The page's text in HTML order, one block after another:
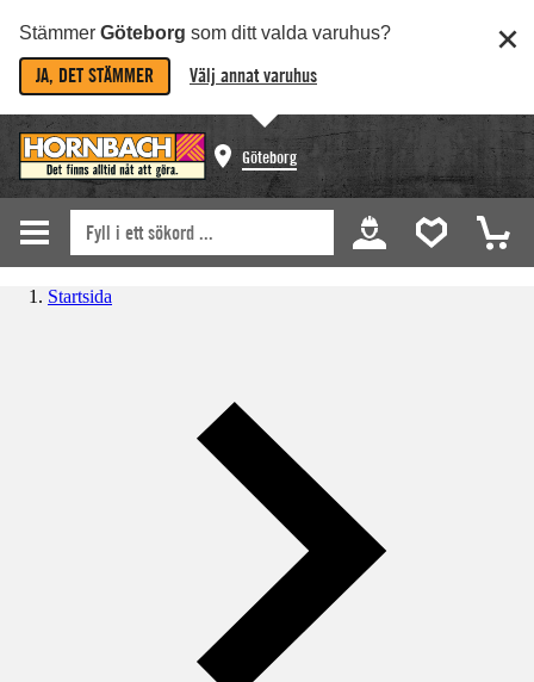
Stämmer Göteborg som ditt valda varuhus?
JA, DET STÄMMER Välj annat varuhus
Göteborg
Startsida